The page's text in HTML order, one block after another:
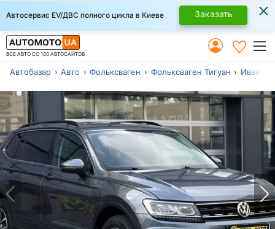
Автосервис EV/ДВС полного цикла в Киеве Заказать ×
ВСЕ АВТО СО 100 АВТОСАЙТОВ
Автобазар Авто Фольксваген Фольксваген Тигуан Ивано-